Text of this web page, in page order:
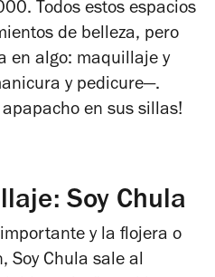
Todos estos espacios
de belleza, pero
en algo: maquillaje y
y pedicure—.
en sus sillas!
Soy Chula
y la flojera o
Soy Chula sale al